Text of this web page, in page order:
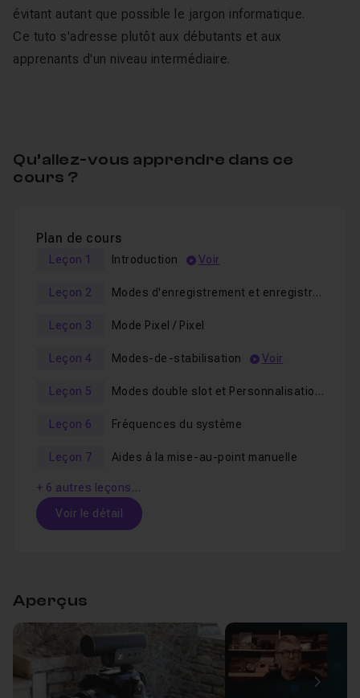
évitant autant que possible le jargon informatique.
Ce tuto s'adresse plutôt aux débutants et aux
apprenants d'un niveau intermédiaire.
Qu’allez-vous apprendre dans ce
cours ?
Plan de cours
Leçon 1 Introduction Voir
Leçon 2 Modes d'enregistrement et enregistrement illimité
Leçon 3 Mode Pixel / Pixel
Leçon 4 Modes-de-stabilisation Voir
Leçon 5 Modes double slot et Personnalisation affichage
Leçon 6 Fréquences du système
Leçon 7 Aides à la mise-au-point manuelle
+ 6 autres leçons…
Voir le détail
Voir
Leçon 2 Modes d'enregistrement et enregistrement
Aperçus